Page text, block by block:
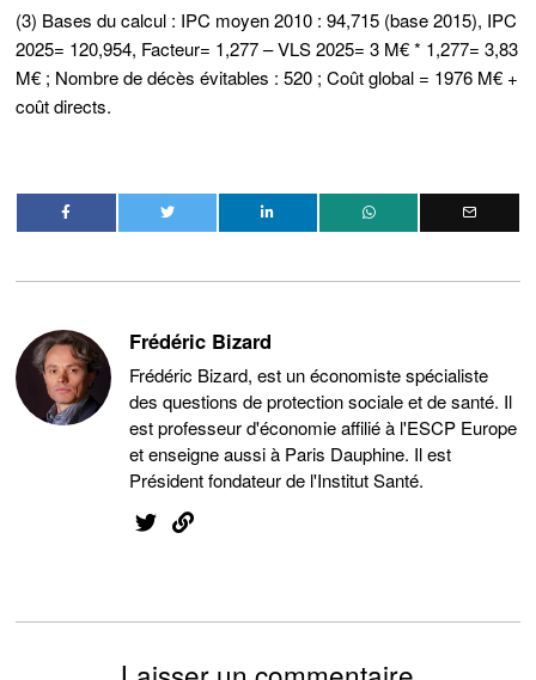
(3) Bases du calcul : IPC moyen 2010 : 94,715 (base 2015), IPC
2025= 120,954, Facteur= 1,277 – VLS 2025= 3 M€ * 1,277= 3,83
M€ ; Nombre de décès évitables : 520 ; Coût global = 1976 M€ +
coût directs.
Frédéric Bizard
Frédéric Bizard, est un économiste spécialiste
des questions de protection sociale et de santé. Il
est professeur d'économie affilié à l'ESCP Europe
et enseigne aussi à Paris Dauphine. Il est
Président fondateur de l'Institut Santé.